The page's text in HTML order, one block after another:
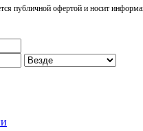
публичной офертой и носит